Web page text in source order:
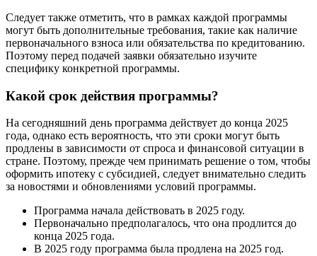
Следует также отметить, что в рамках каждой программы
могут быть дополнительные требования, такие как наличие
первоначального взноса или обязательства по кредитованию.
Поэтому перед подачей заявки обязательно изучите
специфику конкретной программы.
Какой срок действия программы?
На сегодняшний день программа действует до конца 2025
года, однако есть вероятность, что эти сроки могут быть
продлены в зависимости от спроса и финансовой ситуации в
стране. Поэтому, прежде чем принимать решение о том, чтобы
оформить ипотеку с субсидией, следует внимательно следить
за новостями и обновлениями условий программы.
Программа начала действовать в 2025 году.
Первоначально предполагалось, что она продлится до
конца 2025 года.
В 2025 году программа была продлена на 2025 год.